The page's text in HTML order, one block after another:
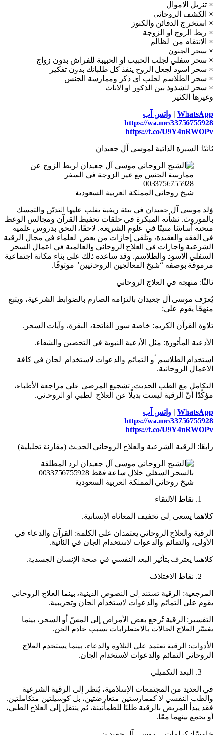
× تنزيل الاموال
× الكشف الروحاني
× استخراج الدفائن والكنوز
× ربط الزوج او الزوجة
× الانتقام من الظالم
× سحر الجنون
× سحر سفلي لجلب الحبيب او الحبيبة للفراش بدون زواج
× سحر اسود لجعل الزوج ينفذ كل طلباتك بدون تفكير
× سحر الطلاسم لجلب اي ذكر وممارسة الجنس
× سحر للشذوذ بين الذكور او الاناث
وغيرها الكثير
WhatsApp
| واتس آب
https://wa.me/33756755928
https://t.co/U9Y4nRWOPv
ثانيًا: السيرة الذاتية لموسى آل جعيدان
شيخ روحاني المملكة العربية السعودية
وُلد موسى آل جعيدان في بيئة ريفية يغلب عليها التديّن والتمسك
بالموروث. نشأته المبكرة في حلقات تحفيظ القرآن ومجالس الوعظ
منحته أساسًا متينًا في علوم الشريعة. لاحقًا، التحق بدروس علمية
في الفقه والعقيدة، وتلقى إجازات من بعض العلماء في مجال الرقية
الشرعية واجازات في العلاج الروحاني والعالمية في اعمال السحر
السفلي الاسود والطلاسم. وقد ساعده ذلك على بناء مكانة اجتماعية
مرموقة بوصفه “شيخ المعالجين الروحانيين” موثوقًا.
ثالثًا: منهجه في العلاج الروحاني
يُعرَف موسى آل جعيدان بالتزامه الصارم بالضوابط الشرعية، ويتبع
منهجًا يقوم على:
تلاوة القرآن الكريم: خاصة سور الفاتحة، البقرة، وآيات السحر.
الأدعية المأثورة: مثل الأدعية النبوية في التحصين والشفاء.
استخدام الطلاسم أو التمائم والدعوات لاستخدام الجان في كافة
الاعمال الروحانية.
التكامل مع الطب الحديث: تشجيع المرضى على مراجعة الأطباء،
مؤكّدًا أنّ الرقية ليست بديلًا عن العلاج الطبي او الروحاني.
WhatsApp
| واتس آب
https://wa.me/33756755928
https://t.co/U9Y4nRWOPv
رابعًا: الرقية الشرعية والعلاج الروحاني الحديث (مقارنة تحليلية)
شيخ روحاني المملكة العربية السعودية
نقاط الالتقاء
كلاهما يسعى إلى تخفيف المعاناة الإنسانية.
الرقية والعلاج الروحاني يعتمدان على الكلمة: القرآن والدعاء في
الأولى، والتمائم والدعوات لاستخدام الجان في الثانية.
كلاهما يعترف بتأثير البعد النفسي في صحة الإنسان الجسدية.
نقاط الاختلاف
المرجعية: الرقية تستند إلى النصوص الدينية، بينما العلاج الروحاني
يقوم على التمائم والدعوات لاستخدام الجان وتجريبية.
التفسير: الرقية تُرجع بعض الأمراض إلى المسّ أو السحر، بينما
يفسّر العلاج الحالات بالاضطرابات بسبب خادم الجن.
الأدوات: الرقية تعتمد على التلاوة والدعاء، بينما يستخدم العلاج
الروحاني التمائم والدعوات لاستخدام الجان.
البعد التكميلي
في العديد من المجتمعات الإسلامية، يُنظر إلى الرقية الشرعية
والطب النفسي لا كممارستين متعارضتين، بل كوسيلتين متكاملتين.
فقد يبدأ المريض بالرقية طلبًا للطمأنينة، ثم ينتقل إلى العلاج الطبي،
أو يجمع بينهما معًا.